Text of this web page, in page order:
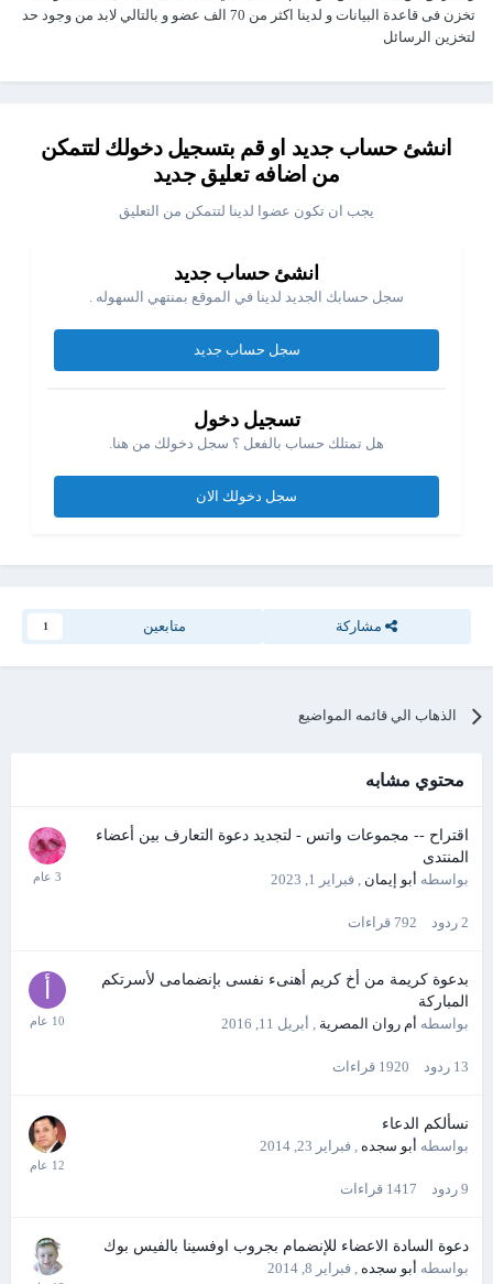
تخزن فى قاعدة البيانات و لدينا اكثر من 70 الف عضو و بالتالي لابد من وجود حد
لتخزين الرسائل
انشئ حساب جديد او قم بتسجيل دخولك لتتمكن
من اضافه تعليق جديد
يجب ان تكون عضوا لدينا لتتمكن من التعليق
انشئ حساب جديد
سجل حسابك الجديد لدينا في الموقع بمنتهي السهوله .
سجل حساب جديد
تسجيل دخول
هل تمتلك حساب بالفعل ؟ سجل دخولك من هنا.
سجل دخولك الان
مشاركة متابعين 1
الذهاب الي قائمه المواضيع
محتوي مشابه
اقتراح -- مجموعات واتس - لتجديد دعوة التعارف بين أعضاء
المنتدى
بواسطه أبو إيمان, فبراير 1, 2023
2 ردود 792 قراءات
بدعوة كريمة من أخ كريم أهنىء نفسى بإنضمامى لأسرتكم
المباركة
بواسطه أم روان المصرية, أبريل 11, 2016
13 ردود 1920 قراءات
نسألكم الدعاء
بواسطه أبو سجده, فبراير 23, 2014
9 ردود 1417 قراءات
دعوة السادة الاعضاء للإنضمام بجروب اوفسينا بالفيس بوك
بواسطه أبو سجده, فبراير 8, 2014